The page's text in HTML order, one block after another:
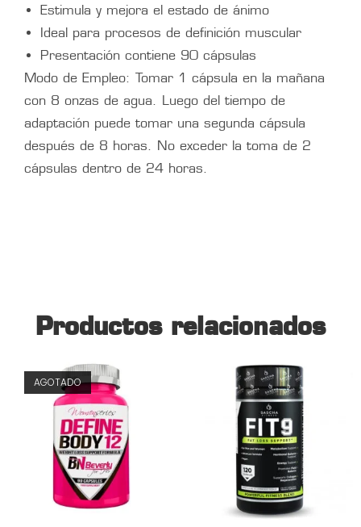
Estimula y mejora el estado de ánimo
Ideal para procesos de definición muscular
Presentación contiene 90 cápsulas
Modo de Empleo: Tomar 1 cápsula en la mañana
con 8 onzas de agua. Luego del tiempo de
adaptación puede tomar una segunda cápsula
después de 8 horas. No exceder la toma de 2
cápsulas dentro de 24 horas.
Productos relacionados
AGOTADO